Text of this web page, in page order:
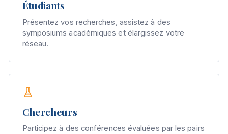
Étudiants
Présentez vos recherches, assistez à des
symposiums académiques et élargissez votre
réseau.
Chercheurs
Participez à des conférences évaluées par les pairs